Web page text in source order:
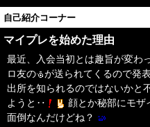
自己紹介コーナー
マイプレを始めた理由
最近、入会当初とは趣旨が変
ロ友の が送られてくるので発
出所を知られるのではないかと
ようと‥
顔とか秘部にモザ
面倒なんだけどね？